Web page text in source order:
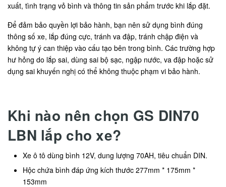
xuất, tình trạng vỏ bình và thông tin sản phẩm trước khi lắp đặt.
Để đảm bảo quyền lợi bảo hành, bạn nên sử dụng bình đúng
thông số xe, lắp đúng cực, tránh va đập, tránh chập điện và
không tự ý can thiệp vào cấu tạo bên trong bình. Các trường hợp
hư hỏng do lắp sai, dùng sai bộ sạc, ngập nước, va đập hoặc sử
dụng sai khuyến nghị có thể không thuộc phạm vi bảo hành.
Khi nào nên chọn GS DIN70
LBN lắp cho xe?
Xe ô tô dùng bình 12V, dung lượng 70AH, tiêu chuẩn DIN.
Hộc chứa bình đáp ứng kích thước 277mm * 175mm *
153mm